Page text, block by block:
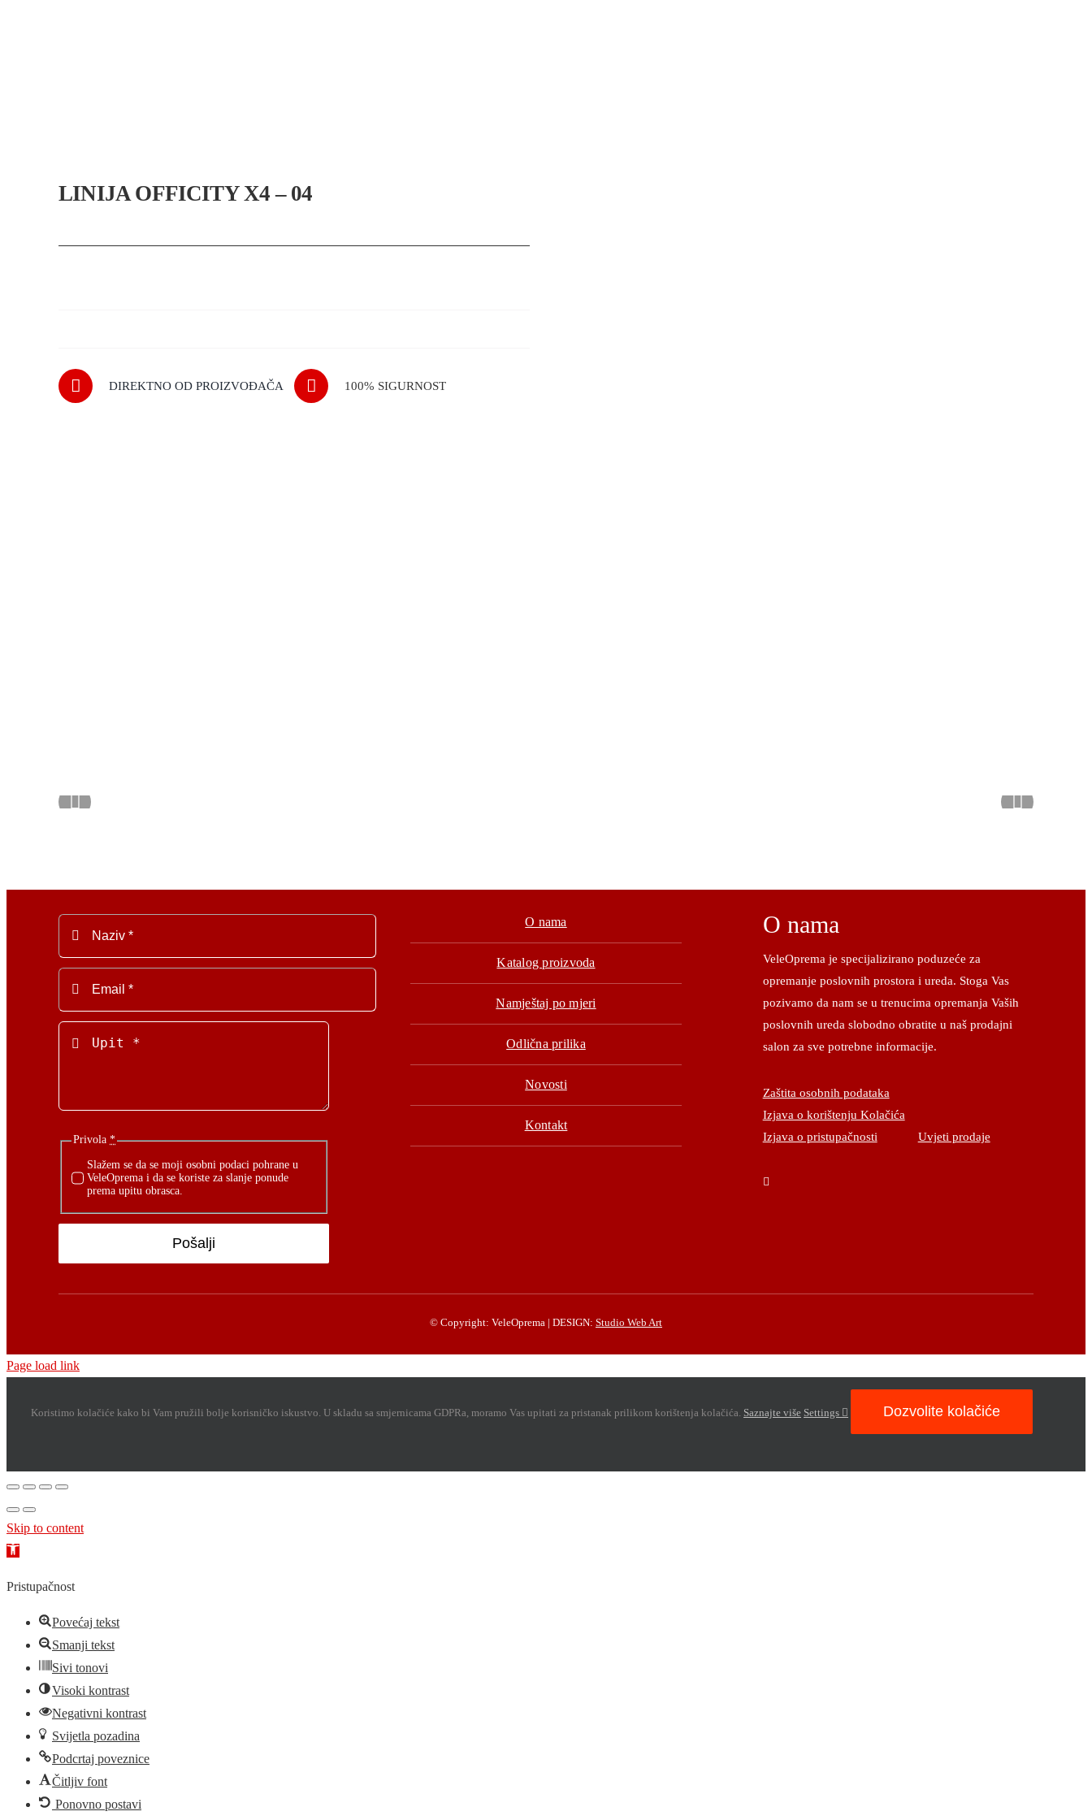
LINIJA OFFICITY X4 – 04
DIREKTNO OD PROIZVOĐAČA 100% SIGURNOST
Privola *
Slažem se da se moji osobni podaci pohrane u
VeleOprema i da se koriste za slanje ponude
prema upitu obrasca.
Pošalji
O nama
Katalog proizvoda
Namještaj po mjeri
Odlična prilika
Novosti
Kontakt
O nama
VeleOprema je specijalizirano poduzeće za
opremanje poslovnih prostora i ureda. Stoga Vas
pozivamo da nam se u trenucima opremanja Vaših
poslovnih ureda slobodno obratite u naš prodajni
salon za sve potrebne informacije.
Zaštita osobnih podataka
Izjava o korištenju Kolačića
Izjava o pristupačnosti
Uvjeti prodaje
© Copyright: VeleOprema | DESIGN: Studio Web Art
Page load link
Koristimo kolačiće kako bi Vam pružili bolje korisničko iskustvo. U skladu sa smjernicama GDPRa, moramo Vas upitati za pristanak prilikom korištenja kolačića. Saznajte više Settings Dozvolite kolačiće
Skip to content
Open
Pristupačnost
Povećaj tekst
Smanji tekst
Sivi tonovi
Visoki kontrast
Negativni kontrast
Svijetla pozadina
Podcrtaj poveznice
Čitljiv font
Ponovno postavi